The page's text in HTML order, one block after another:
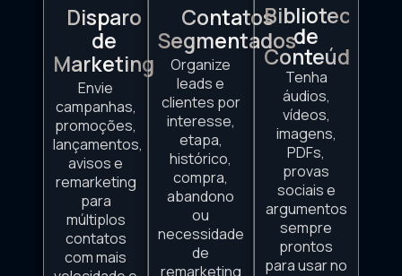
Disparo
de
Marketing
Envie
campanhas,
promoções,
lançamentos,
avisos e
remarketing
para
múltiplos
contatos
com mais
Contatos
Segmentados
Organize
leads e
clientes por
interesse,
etapa,
histórico,
compra,
abandono
ou
necessidade
de
remarketing
Biblioteca
de
Conteúdos
Tenha
áudios,
vídeos,
imagens,
PDFs,
provas
sociais e
argumentos
sempre
prontos
para usar no